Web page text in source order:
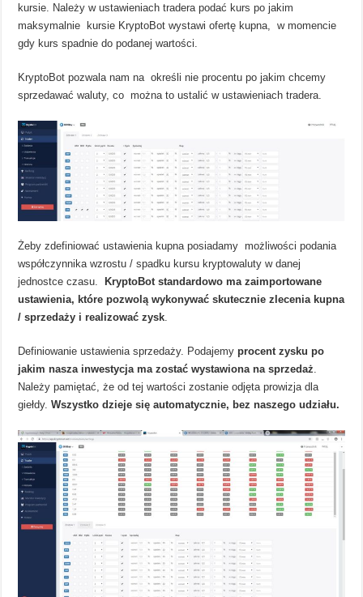
kursie. Należy w ustawieniach tradera podać kurs po jakim
maksymalnie kursie KryptoBot wystawi ofertę kupna, w momencie
gdy kurs spadnie do podanej wartości.
KryptoBot pozwala nam na określi nie procentu po jakim chcemy
sprzedawać waluty, co można to ustalić w ustawieniach tradera.
Żeby zdefiniować ustawienia kupna posiadamy możliwości podania
współczynnika wzrostu / spadku kursu kryptowaluty w danej
jednostce czasu.KryptoBot standardowo ma zaimportowane
ustawienia, które pozwolą wykonywać skutecznie zlecenia kupna
/ sprzedaży i realizować zysk
Definiowanie ustawienia sprzedaży. Podajemyprocent zysku po
jakim nasza inwestycja ma zostać wystawiona na sprzedaż
Należy pamiętać, że od tej wartości zostanie odjęta prowizja dla
giełdy.Wszystko dzieje się automatycznie, bez naszego udziału.